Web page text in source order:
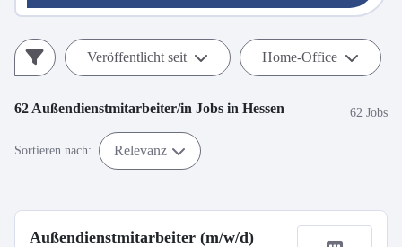
Veröffentlicht seit Home-Office
62 Außendienstmitarbeiter/in Jobs in Hessen 62 Jobs
Sortieren nach: Relevanz
Außendienstmitarbeiter (m/w/d)